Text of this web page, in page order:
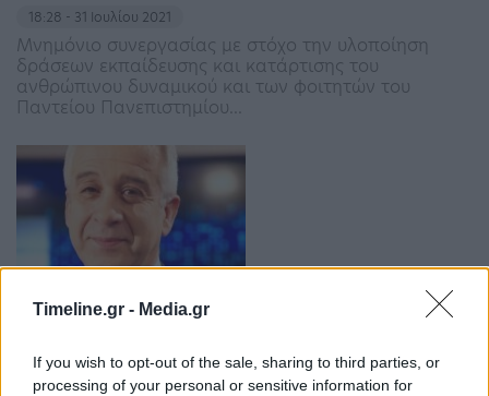
Timeline.gr - Media.gr
If you wish to opt-out of the sale, sharing to third parties, or
processing of your personal or sensitive information for
18:28 - 31 Ιουλίου 2021
Μνημόνιο συνεργασίας με στόχο την υλοποίηση
δράσεων εκπαίδευσης και κατάρτισης του
ανθρώπινου δυναμικού και των φοιτητών του
Παντείου Πανεπιστημίου...
Κ. Υφαντής (καθηγητής Διεθνών Σχέσεων): Οι
γίνουν…